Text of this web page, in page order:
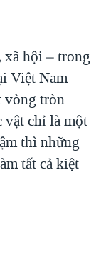
hội – trong
Việt Nam
vòng tròn
vật chỉ là một
thì những
tất cả kiệt